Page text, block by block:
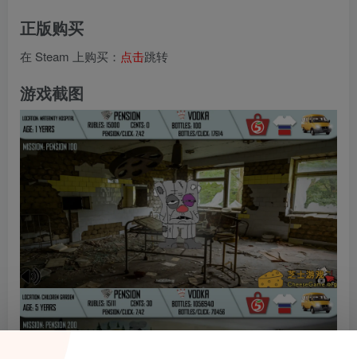
正版购买
在 Steam 上购买： 点击跳转
游戏截图